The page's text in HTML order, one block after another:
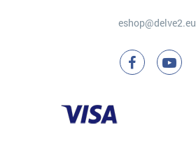
eshop@delve2.eu